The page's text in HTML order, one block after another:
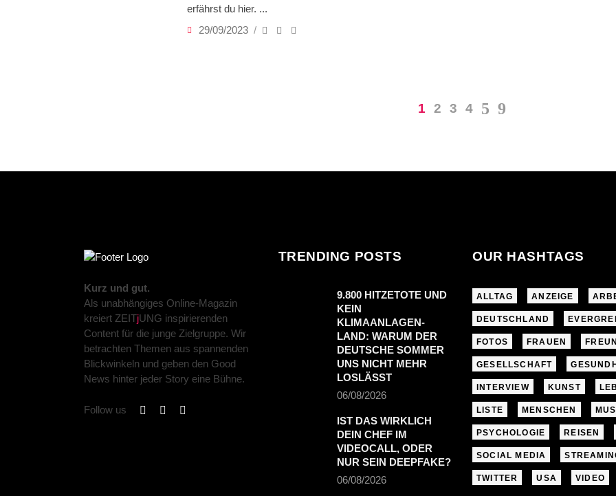
erfährst du hier.
29/09/2023
1 2 3 4
Kurz und gut.
Als unabhängiges Online-Magazin
kreiert ZEITjUNG inspirierenden
Content für die junge Zielgruppe. Wir
betrachten Themen aus spannenden
Blickwinkeln und geben den Good
News hinter jeder Story eine Bühne.
Follow us
TRENDING POSTS
9.800 HITZETOTE UND
KEIN
KLIMAANLAGEN-
LAND: WARUM DER
DEUTSCHE SOMMER
UNS NICHT MEHR
LOSLÄSST
06/08/2026
IST DAS WIRKLICH
DEIN CHEF IM
VIDEOCALL, ODER
NUR SEIN DEEPFAKE?
06/08/2026
OUR HASHTAGS
ALLTAG ANZEIGE
DEUTSCHLAND
FOTOS FRAUEN
GESELLSCHAFT
INTERVIEW KUNST
LISTE MENSCHEN
PSYCHOLOGIE REISEN
SOCIAL MEDIA
TWITTER USA VIDEO